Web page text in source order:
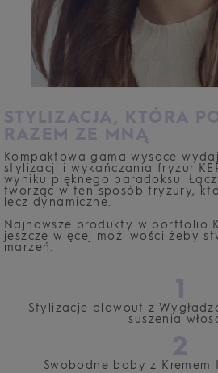
STYLIZACJA, KTÓRA
RAZEM ZE MNĄ
Kompaktowa gama wysoce
stylizacji i wykańczania fryzur
wyniku pięknego paradoksu.
tworząc w ten sposób fryzury,
lecz dynamiczne.
Najnowsze produkty w portfolio
jeszcze więcej możliwości żeby
marzeń.
1
Stylizacje blowout z
suszenia
2
Swobodne boby z Kremem